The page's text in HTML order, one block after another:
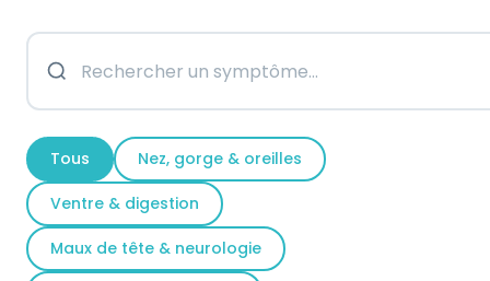
Tous Nez, gorge & oreilles
Ventre & digestion
Maux de tête & neurologie